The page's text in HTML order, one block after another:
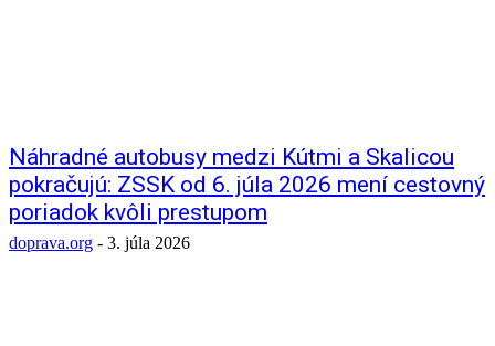
Náhradné autobusy medzi Kútmi a Skalicou
pokračujú: ZSSK od 6. júla 2026 mení cestovný
poriadok kvôli prestupom
doprava.org - 3. júla 2026